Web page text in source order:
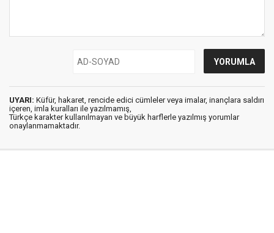
UYARI: Küfür, hakaret, rencide edici cümleler veya imalar, inançlara saldırı
içeren, imla kuralları ile yazılmamış,
Türkçe karakter kullanılmayan ve büyük harflerle yazılmış yorumlar
onaylanmamaktadır.